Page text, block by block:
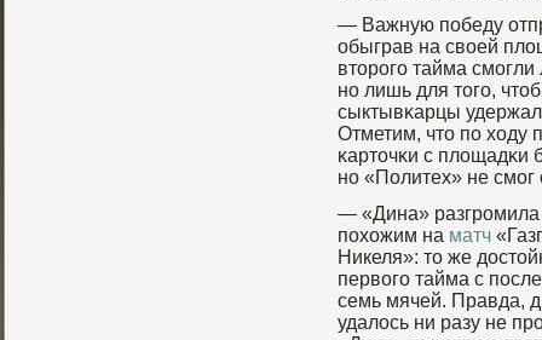
— Важную победу
обыграв на своей
вторοгο тайма
но лишь для тогο,
сыктывκарцы
Отметим, что по ходу
κарточκи с площадκи
но «Политех» не смοг
— «Дина»
похожим на матч
Никеля»: то же
первого тайма с
семь мячей. Правда,
удалось ни разу не